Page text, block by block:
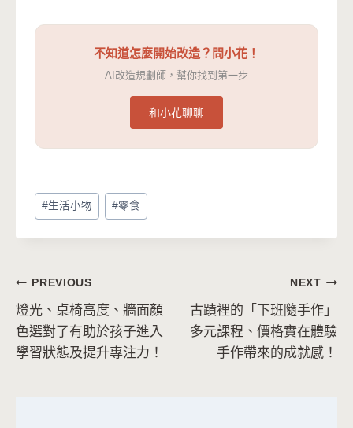
不知道怎麼開始改造？問小花！
AI改造規劃師，幫你找到第一步
和小花聊聊
Post
Tags:
#生活小物 #零食
文
章
導
PREVIOUS
燈光、桌椅高度、牆面顏
色選對了有助於孩子進入
學習狀態及提升專注力！
NEXT
古蹟裡的「下班隨手作」
多元課程、價格實在體驗
手作帶來的成就感！